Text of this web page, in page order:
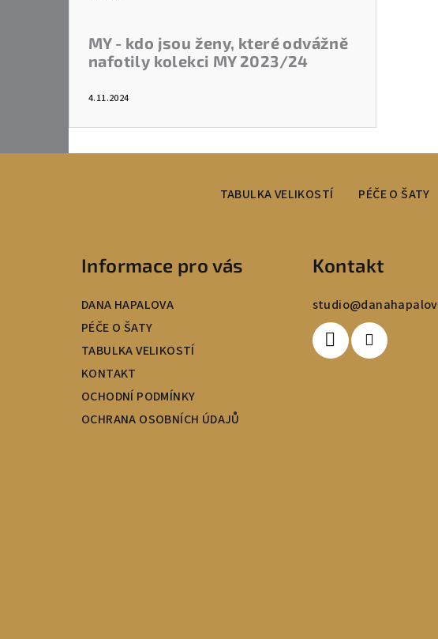
MY - kdo jsou ženy, které odvážně
nafotily kolekci MY 2023/24
4.11.2024
TABULKA VELIKOSTÍ PÉČE O ŠATY
Informace pro vás
DANA HAPALOVA
PÉČE O ŠATY
TABULKA VELIKOSTÍ
KONTAKT
OCHODNÍ PODMÍNKY
OCHRANA OSOBNÍCH ÚDAJŮ
Kontakt
studio@